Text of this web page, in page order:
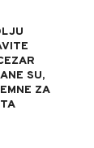
SU,
ZA